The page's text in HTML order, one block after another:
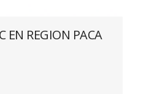
EN REGION PACA